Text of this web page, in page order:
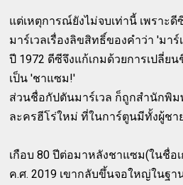
แต่เหตุการณ์ยังไม่จบเท่านี้ เพรา
มาร์เวลเรื่องลิขสิทธิ์ของคำว่า 'มาร์
ปี 1972 ดีซีจึงแก้เกมด้วยการเปลี่ยน
เป็น 'ชาแซม!'
ส่วนชื่อกัปตันมาร์เวล ก็ถูกสำนักพิม
ละครฮีโร่ใหม่ ที่ในการ์ตูนมีทั้งผู้ช
เกือบ 80 ปีต่อมาหลังชาแซม(ในชื่อ
ค.ศ. 2019 เขากลับขึ้นจอใหญ่ในฐ